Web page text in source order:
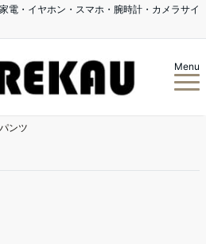
電・イヤホン・スマホ・腕時計・カメラサイ
Menu
ンツ